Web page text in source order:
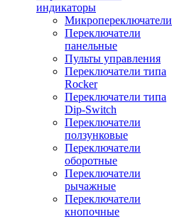
индикаторы
Микропереключатели
Переключатели
панельные
Пульты управления
Переключатели типа
Rocker
Переключатели типа
Dip-Switch
Переключатели
ползунковые
Переключатели
оборотные
Переключатели
рычажные
Переключатели
кнопочные